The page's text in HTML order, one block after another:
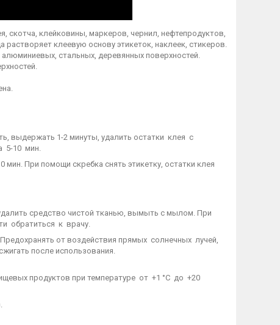
клейковины, маркеров, чернил, нефтепродуктов,
клеевую основу этикеток, наклеек, стикеров.
стальных, деревянных поверхностей.
выдержать 1-2 минуты, удалить остатки клея с
5-10 мин.
При помощи скребка снять этикетку, остатки клея
средство чистой тканью, вымыть с мылом. При
обратиться к врачу.
от воздействия прямых солнечных лучей,
после использования.
продуктов при температуре от +1 °С до +20